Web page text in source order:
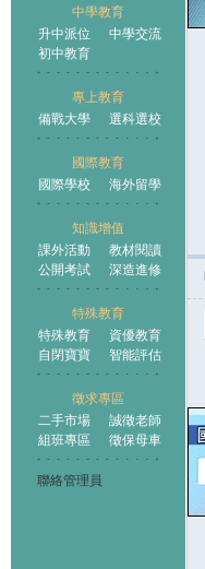
中學教育
升中派位
中學交流
初中教育
專上教育
備戰大學
選科選校
國際教育
國際學校
海外留學
知識增值
課外活動
教材閱讀
公開考試
深造進修
特殊教育
特殊教育
資優教育
自閉寶寶
智能評估
徵求專區
二手市場
誠徵老師
組班專區
徵保母車
聯絡管理員